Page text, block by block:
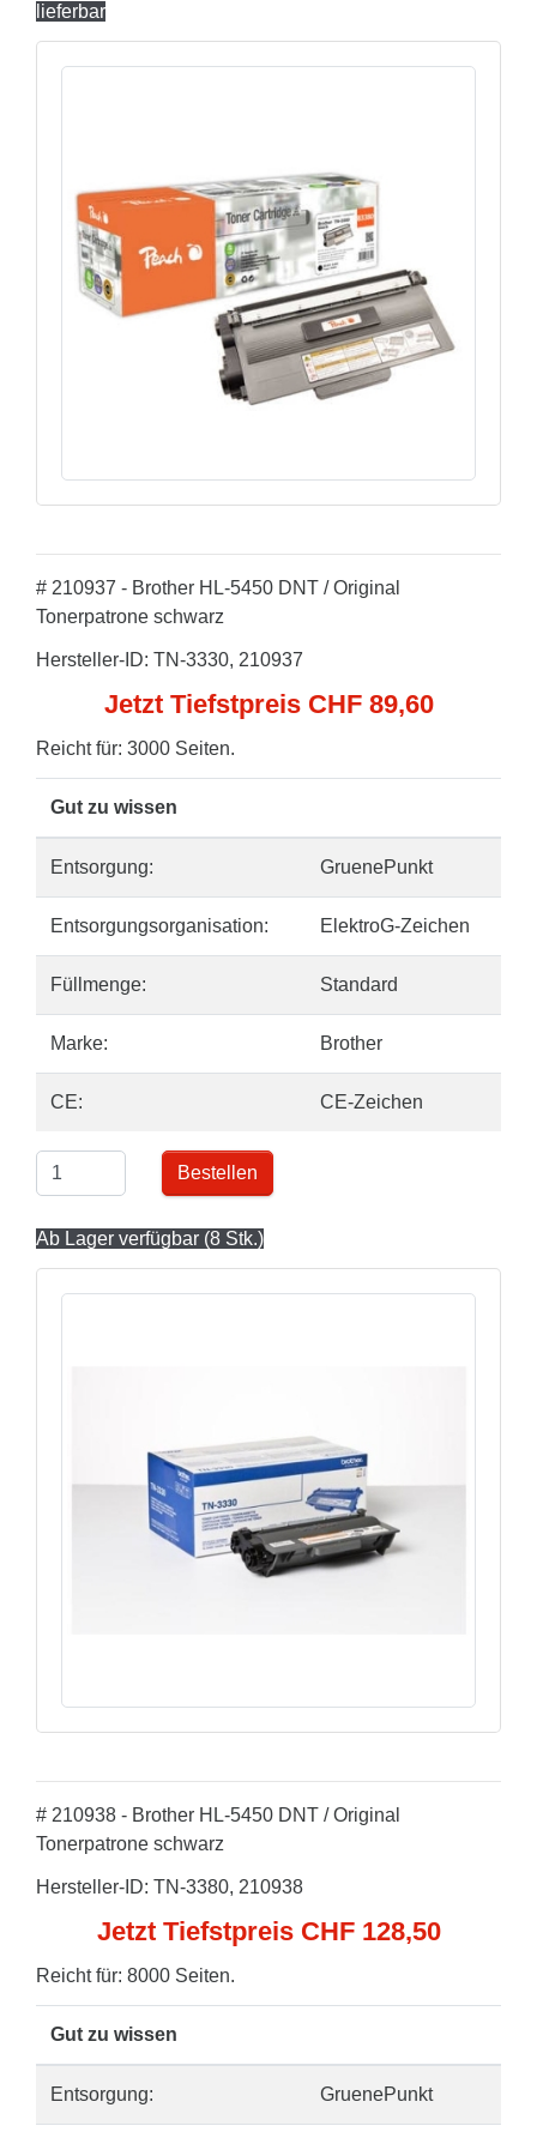
lieferbar
# 210937 - Brother HL-5450 DNT / Original
Tonerpatrone schwarz
Hersteller-ID: TN-3330, 210937
Jetzt Tiefstpreis CHF 89,60
Reicht für: 3000 Seiten.
Gut zu wissen
Entsorgung: GruenePunkt
Entsorgungsorganisation: ElektroG-Zeichen
Füllmenge: Standard
Marke: Brother
CE: CE-Zeichen
Bestellen
Ab Lager verfügbar (8 Stk.)
# 210938 - Brother HL-5450 DNT / Original
Tonerpatrone schwarz
Hersteller-ID: TN-3380, 210938
Jetzt Tiefstpreis CHF 128,50
Reicht für: 8000 Seiten.
Gut zu wissen
Entsorgung: GruenePunkt